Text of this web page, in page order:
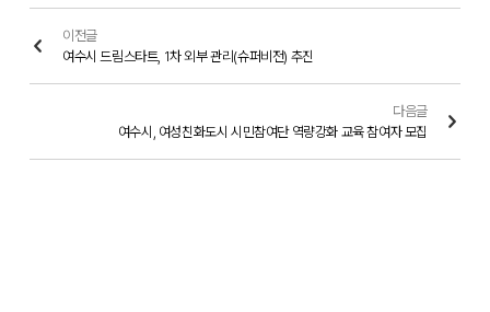
이전글
여수시 드림스타트, 1차 외부 관리(슈퍼비전) 추진
다음글
여수시, 여성친화도시 시민참여단 역량강화 교육 참여자 모집